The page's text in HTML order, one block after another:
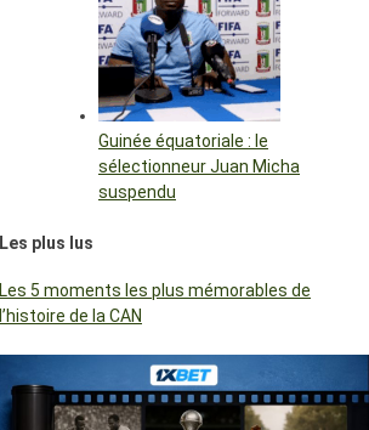
Guinée équatoriale : le
sélectionneur Juan Micha
suspendu
Les plus lus
Les 5 moments les plus mémorables de
l’histoire de la CAN